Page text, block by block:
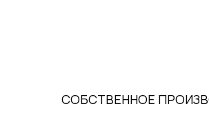
СОБСТВЕННОЕ